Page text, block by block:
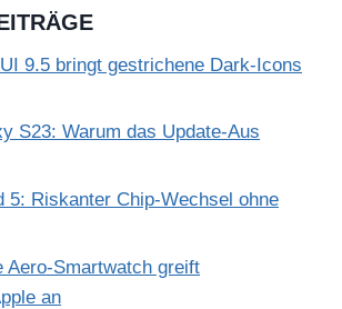
9.5 bringt gestrichene Dark-Icons
S23: Warum das Update-Aus
5: Riskanter Chip-Wechsel ohne
Aero-Smartwatch greift
an